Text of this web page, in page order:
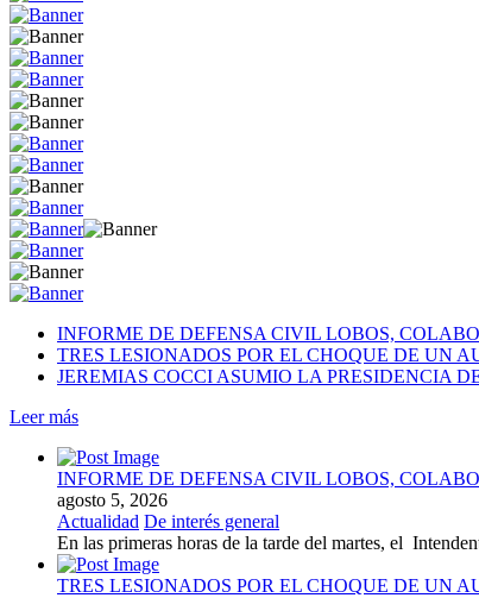
INFORME DE DEFENSA CIVIL LOBOS,
TRES LESIONADOS POR EL CHOQUE DE UN
JEREMIAS COCCI ASUMIO LA PRESIDENCIA
Leer más
INFORME DE DEFENSA CIVIL LOBOS,
agosto 5, 2026
Actualidad De interés general
En las primeras horas de la tarde del martes, el
TRES LESIONADOS POR EL CHOQUE DE UN